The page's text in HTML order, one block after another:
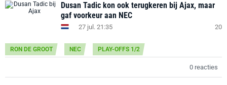
Dusan Tadic kon ook terugkeren bij Ajax, maar
gaf voorkeur aan NEC
27 jul. 21:35 20
RON DE GROOT NEC PLAY-OFFS 1/2
0 reacties